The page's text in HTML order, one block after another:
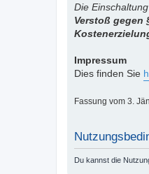
Die
Verstoß gegen
Impressum
Dies finden Sie
Fassung vom 3.
Du kannst die